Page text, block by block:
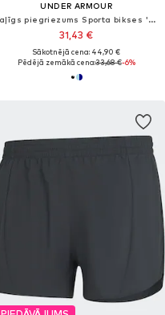
UNDER ARMOUR
Vaļīgs piegriezums Sporta bikses 'Rival'
31,43 €
Sākotnējā cena: 44,90 €
Pēdējā zemākā cena:33,68 €-6%